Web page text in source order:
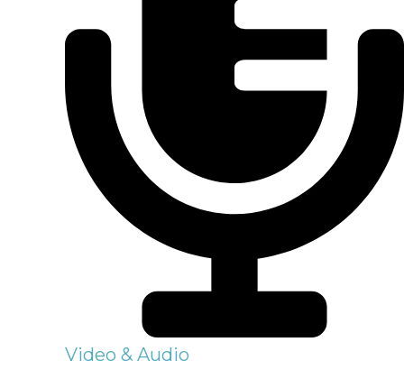
Video & Audio